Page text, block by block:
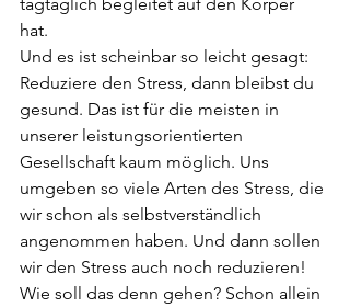
hat.
Und es ist scheinbar so leicht gesagt:
Reduziere den Stress, dann bleibst du
gesund. Das ist für die meisten in
unserer leistungsorientierten
Gesellschaft kaum möglich. Uns
umgeben so viele Arten des Stress, die
wir schon als selbstverständlich
angenommen haben. Und dann sollen
wir den Stress auch noch reduzieren!
Wie soll das denn gehen? Schon allein